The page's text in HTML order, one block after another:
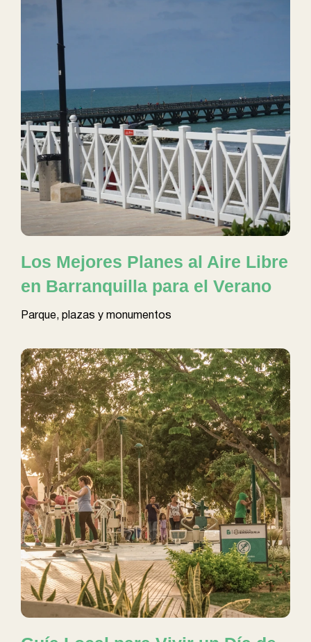
Los Mejores Planes al Aire Libre
en Barranquilla para el Verano
Parque, plazas y monumentos